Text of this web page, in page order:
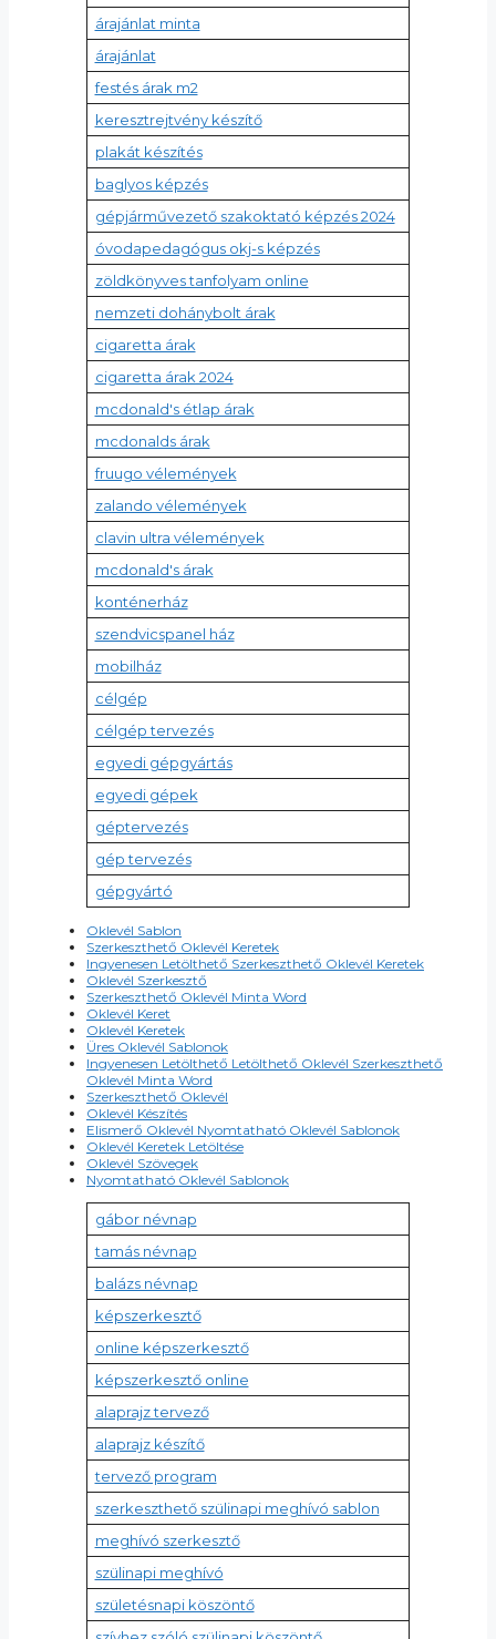
árajánlat minta
árajánlat
festés árak m2
keresztrejtvény készítő
plakát készítés
baglyos képzés
gépjárművezető szakoktató képzés 2024
óvodapedagógus okj-s képzés
zöldkönyves tanfolyam online
nemzeti dohánybolt árak
cigaretta árak
cigaretta árak 2024
mcdonald's étlap árak
mcdonalds árak
fruugo vélemények
zalando vélemények
clavin ultra vélemények
mcdonald's árak
konténerház
szendvicspanel ház
mobilház
célgép
célgép tervezés
egyedi gépgyártás
egyedi gépek
géptervezés
gép tervezés
gépgyártó
Oklevél Sablon
Szerkeszthető Oklevél Keretek
Ingyenesen Letölthető Szerkeszthető Oklevél Keretek
Oklevél Szerkesztő
Szerkeszthető Oklevél Minta Word
Oklevél Keret
Oklevél Keretek
Üres Oklevél Sablonok
Ingyenesen Letölthető Letölthető Oklevél Szerkeszthető
Oklevél Minta Word
Szerkeszthető Oklevél
Oklevél Készítés
Elismerő Oklevél Nyomtatható Oklevél Sablonok
Oklevél Keretek Letöltése
Oklevél Szövegek
Nyomtatható Oklevél Sablonok
gábor névnap
tamás névnap
balázs névnap
képszerkesztő
online képszerkesztő
képszerkesztő online
alaprajz tervező
alaprajz készítő
tervező program
szerkeszthető szülinapi meghívó sablon
meghívó szerkesztő
szülinapi meghívó
születésnapi köszöntő